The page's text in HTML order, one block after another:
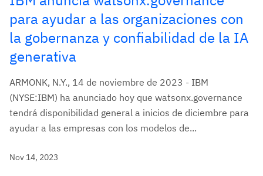
para ayudar a las organizaciones con
la gobernanza y confiabilidad de la IA
generativa
ARMONK, N.Y., 14 de noviembre de 2023 - IBM
(NYSE:IBM) ha anunciado hoy que watsonx.governance
tendrá disponibilidad general a inicios de diciembre para
ayudar a las empresas con los modelos de...
Nov 14, 2023